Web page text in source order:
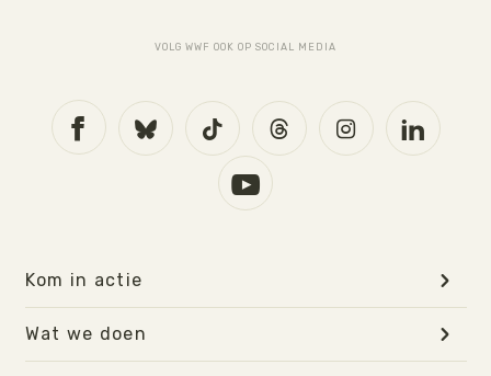
VOLG WWF OOK OP SOCIAL MEDIA
Kom in actie
Wat we doen